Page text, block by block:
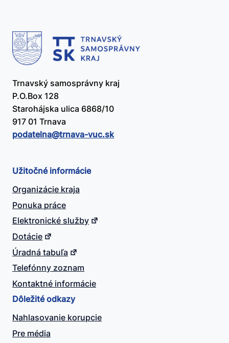
Trnavský samosprávny kraj
P.O.Box 128
Starohájska ulica 6868/10
917 01 Trnava
podatelna@​trnava-vuc.sk
Užitočné informácie
Organizácie kraja
Ponuka práce
Elektronické služby
Dotácie
Úradná tabuľa
Telefónny zoznam
Kontaktné informácie
Dôležité odkazy
Nahlasovanie korupcie
Pre média